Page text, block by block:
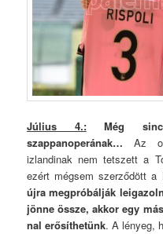
Július 4.:Még sincs
szappanoperának…Az
izlandinak nem tetszett a
ezért mégsem szerződött a
újra megpróbálják
jönne össze, akkor egy
nal erősíthetünk. A lényeg,